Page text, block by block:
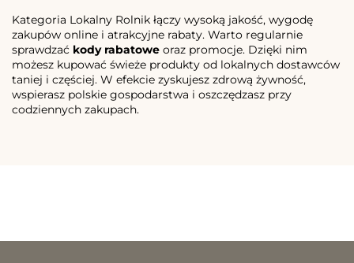
Kategoria Lokalny Rolnik łączy wysoką jakość, wygodę
zakupów online i atrakcyjne rabaty. Warto regularnie
sprawdzać kody rabatowe oraz promocje. Dzięki nim
możesz kupować świeże produkty od lokalnych dostawców
taniej i częściej. W efekcie zyskujesz zdrową żywność,
wspierasz polskie gospodarstwa i oszczędzasz przy
codziennych zakupach.